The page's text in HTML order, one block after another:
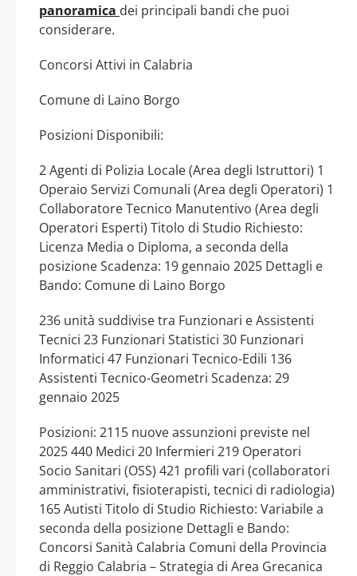
panoramica dei principali bandi che puoi
considerare.
Concorsi Attivi in Calabria
Comune di Laino Borgo
Posizioni Disponibili:
2 Agenti di Polizia Locale (Area degli Istruttori) 1
Operaio Servizi Comunali (Area degli Operatori) 1
Collaboratore Tecnico Manutentivo (Area degli
Operatori Esperti) Titolo di Studio Richiesto:
Licenza Media o Diploma, a seconda della
posizione Scadenza: 19 gennaio 2025 Dettagli e
Bando: Comune di Laino Borgo
236 unità suddivise tra Funzionari e Assistenti
Tecnici 23 Funzionari Statistici 30 Funzionari
Informatici 47 Funzionari Tecnico-Edili 136
Assistenti Tecnico-Geometri Scadenza: 29
gennaio 2025
Posizioni: 2115 nuove assunzioni previste nel
2025 440 Medici 20 Infermieri 219 Operatori
Socio Sanitari (OSS) 421 profili vari (collaboratori
amministrativi, fisioterapisti, tecnici di radiologia)
165 Autisti Titolo di Studio Richiesto: Variabile a
seconda della posizione Dettagli e Bando:
Concorsi Sanità Calabria Comuni della Provincia
di Reggio Calabria – Strategia di Area Grecanica